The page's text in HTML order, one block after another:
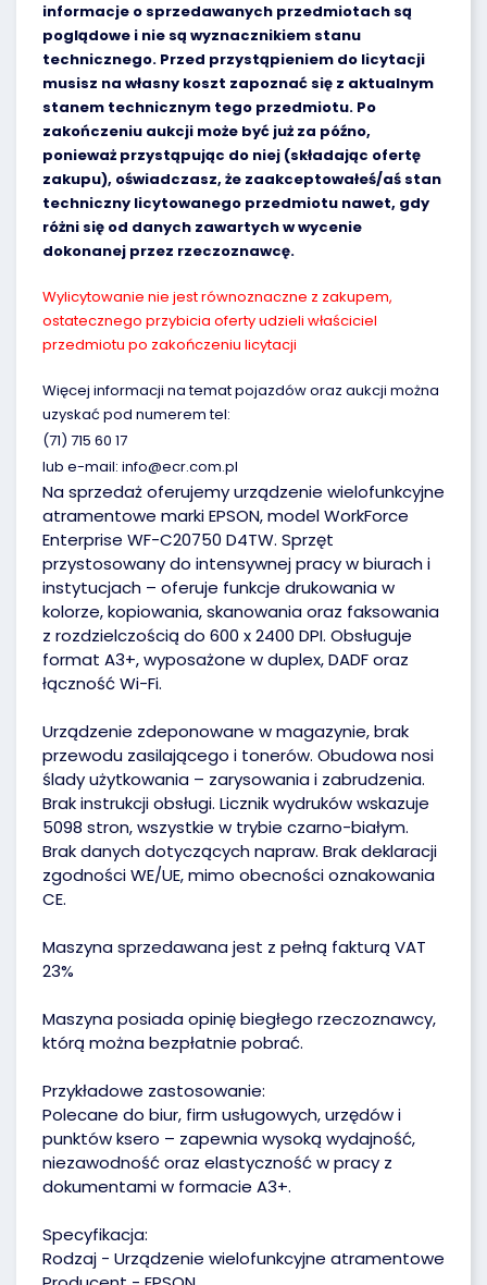
informacje o sprzedawanych przedmiotach są
poglądowe i nie są wyznacznikiem stanu
technicznego. Przed przystąpieniem do licytacji
musisz na własny koszt zapoznać się z aktualnym
stanem technicznym tego przedmiotu. Po
zakończeniu aukcji może być już za późno,
ponieważ przystąpując do niej (składając ofertę
zakupu), oświadczasz, że zaakceptowałeś/aś stan
techniczny licytowanego przedmiotu nawet, gdy
różni się od danych zawartych w wycenie
dokonanej przez rzeczoznawcę.
Wylicytowanie nie jest równoznaczne z zakupem,
ostatecznego przybicia oferty udzieli właściciel
przedmiotu po zakończeniu licytacji
Więcej informacji na temat pojazdów oraz aukcji można
uzyskać pod numerem tel:
(71) 715 60 17
lub e-mail: info@ecr.com.pl
Na sprzedaż oferujemy urządzenie wielofunkcyjne
atramentowe marki EPSON, model WorkForce
Enterprise WF-C20750 D4TW. Sprzęt
przystosowany do intensywnej pracy w biurach i
instytucjach – oferuje funkcje drukowania w
kolorze, kopiowania, skanowania oraz faksowania
z rozdzielczością do 600 x 2400 DPI. Obsługuje
format A3+, wyposażone w duplex, DADF oraz
łączność Wi-Fi.
Urządzenie zdeponowane w magazynie, brak
przewodu zasilającego i tonerów. Obudowa nosi
ślady użytkowania – zarysowania i zabrudzenia.
Brak instrukcji obsługi. Licznik wydruków wskazuje
5098 stron, wszystkie w trybie czarno-białym.
Brak danych dotyczących napraw. Brak deklaracji
zgodności WE/UE, mimo obecności oznakowania
CE.
Maszyna sprzedawana jest z pełną fakturą VAT
23%
Maszyna posiada opinię biegłego rzeczoznawcy,
którą można bezpłatnie pobrać.
Przykładowe zastosowanie:
Polecane do biur, firm usługowych, urzędów i
punktów ksero – zapewnia wysoką wydajność,
niezawodność oraz elastyczność w pracy z
dokumentami w formacie A3+.
Specyfikacja:
Rodzaj - Urządzenie wielofunkcyjne atramentowe